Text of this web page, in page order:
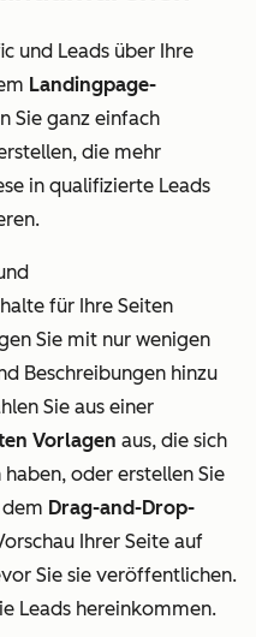
und Leads über Ihre
Landingpage-
Sie ganz einfach
die mehr
in qualifizierte Leads
für Ihre Seiten
Sie mit nur wenigen
Beschreibungen hinzu
Sie aus einer
Vorlagen aus, die sich
oder erstellen Sie
Drag-and-Drop-
Ihrer Seite auf
Sie sie veröffentlichen.
Leads hereinkommen.